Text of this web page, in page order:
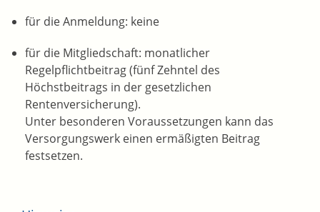
für die Anmeldung: keine
für die Mitgliedschaft: monatlicher
Regelpflichtbeitrag (fünf Zehntel des
Höchstbeitrags in der gesetzlichen
Rentenversicherung).
Unter besonderen Voraussetzungen kann das
Versorgungswerk einen ermäßigten Beitrag
festsetzen.